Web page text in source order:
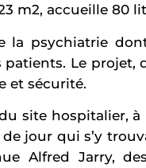
m2, accueille 80
la psychiatrie
Le projet,
et sécurité.
site hospitalier, à
jour qui s’y
Alfred Jarry,